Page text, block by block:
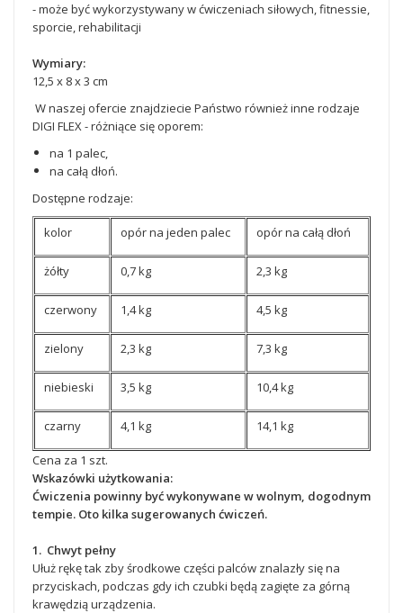
- może być wykorzystywany w ćwiczeniach siłowych, fitnessie,
sporcie, rehabilitacji
Wymiary:
12,5 x 8 x 3 cm
W naszej ofercie znajdziecie Państwo również inne rodzaje
DIGI FLEX - różniące się oporem:
na 1 palec,
na całą dłoń.
Dostępne rodzaje:
kolor opór na jeden palec opór na całą dłoń
żółty 0,7 kg 2,3 kg
czerwony 1,4 kg 4,5 kg
zielony 2,3 kg 7,3 kg
niebieski 3,5 kg 10,4 kg
czarny 4,1 kg 14,1 kg
Cena za 1 szt.
Wskazówki użytkowania:
Ćwiczenia powinny być wykonywane w wolnym, dogodnym
tempie. Oto kilka sugerowanych ćwiczeń.
1. Chwyt pełny
Ułuż rękę tak zby środkowe części palców znalazły się na
przyciskach, podczas gdy ich czubki będą zagięte za górną
krawędzią urządzenia.